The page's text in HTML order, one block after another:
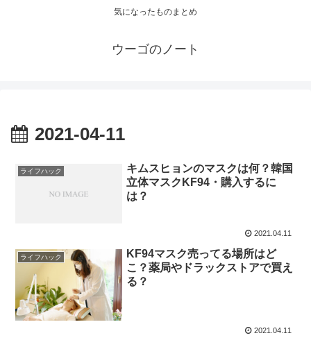
気になったものまとめ
ウーゴのノート
2021-04-11
ライフハック
キムスヒョンのマスクは何？韓国
立体マスクKF94・購入するに
は？
2021.04.11
ライフハック
KF94マスク売ってる場所はど
こ？薬局やドラックストアで買え
る？
2021.04.11